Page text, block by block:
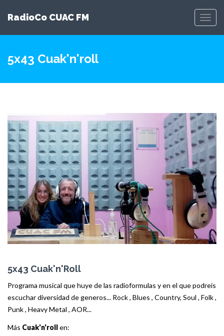
RadioCo CUAC FM
5x43 Cuak'n'roll
5x43 Cuak'n'Roll
Programa musical que huye de las radioformulas y en el que podreis
escuchar diversidad de generos... Rock , Blues , Country, Soul , Folk ,
Punk , Heavy Metal , AOR...
Más Cuak'n'rollen: